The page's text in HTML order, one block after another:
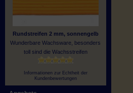
Rundstreifen 2 mm, sonnengelb
Wunderbare Wachsware, besonders
toll sind die Wachsstreifen
Informationen zur Echtheit der
Kundenbewertungen